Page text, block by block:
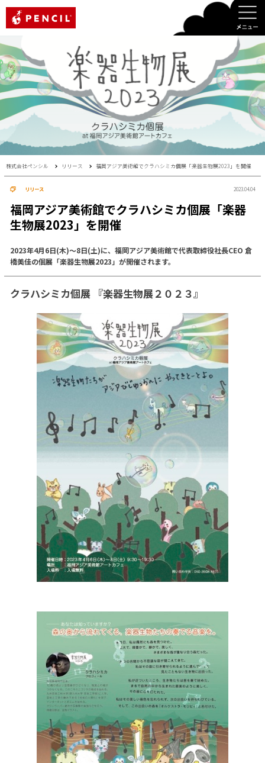
株式会社ペンシル リリース 福岡アジア美術館でクラハシミカ個展「楽器生物展2023」を開催
リリース 2023.04.04
福岡アジア美術館でクラハシミカ個展「楽器
生物展2023」を開催
2023年4月6日(木)〜8日(土)に、福岡アジア美術館で代表取締役社長CEO 倉
橋美佳の個展「楽器生物展2023」が開催されます。
クラハシミカ個展 『楽器生物展２０２３』